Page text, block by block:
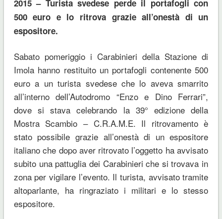
2015 – Turista svedese perde il portafogli con
500 euro e lo ritrova grazie all’onestà di un
espositore.
Sabato pomeriggio i Carabinieri della Stazione di
Imola hanno restituito un portafogli contenente 500
euro a un turista svedese che lo aveva smarrito
all’interno dell’Autodromo “Enzo e Dino Ferrari”,
dove si stava celebrando la 39° edizione della
Mostra Scambio – C.R.A.M.E. Il ritrovamento è
stato possibile grazie all’onestà di un espositore
italiano che dopo aver ritrovato l’oggetto ha avvisato
subito una pattuglia dei Carabinieri che si trovava in
zona per vigilare l’evento. Il turista, avvisato tramite
altoparlante, ha ringraziato i militari e lo stesso
espositore.